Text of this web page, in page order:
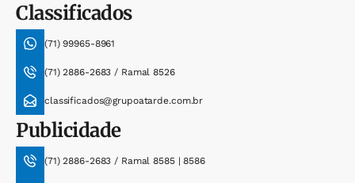
Classificados
(71) 99965-8961
(71) 2886-2683 / Ramal 8526
classificados@grupoatarde.com.br
Publicidade
(71) 2886-2683 / Ramal 8585 | 8586